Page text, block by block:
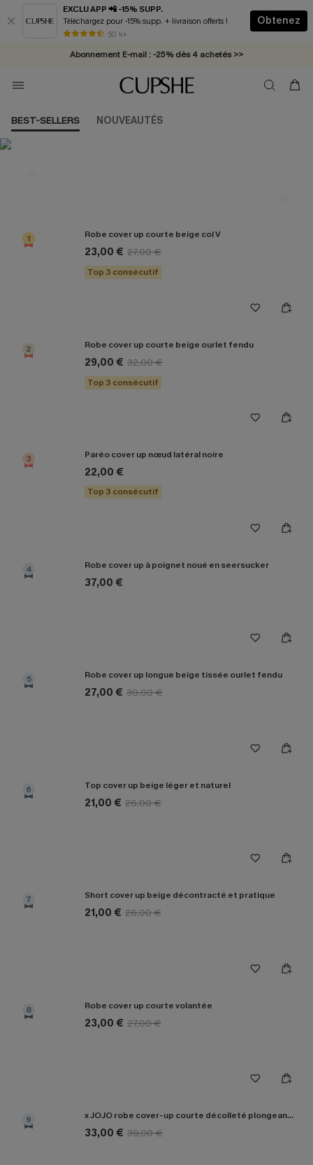
EXCLU APP 📲 -15% SUPP.
Téléchargez pour -15% supp. + livraison offerts !
50 k+
Obtenez
* Livraison éclair 2-3 jours ouvrés >>
Abonnement E-mail : -25% dès 4 achetés >>
BEST-SELLERS NOUVEAUTÉS
1 Robe cover up courte beige col V
23,00 € 27,00 €
Top 3 consécutif
2 Robe cover up courte beige ourlet fendu
29,00 € 32,00 €
Top 3 consécutif
3 Paréo cover up nœud latéral noire
22,00 €
Top 3 consécutif
4 Robe cover up à poignet noué en seersucker
37,00 €
5 Robe cover up longue beige tissée ourlet fendu
27,00 € 30,00 €
6 Top cover up beige léger et naturel
21,00 € 26,00 €
7 Short cover up beige décontracté et pratique
21,00 € 26,00 €
8 Robe cover up courte volantée
23,00 € 27,00 €
9 x JOJO robe cover-up courte décolleté plongeant manches longues
33,00 € 39,00 €